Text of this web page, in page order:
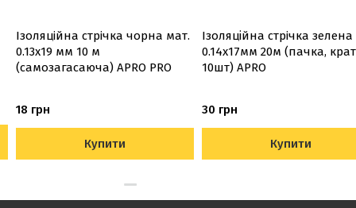
Ізоляцiйна стрiчка чорна мат.
0.13х19 мм 10 м
(самозагасаюча) APRO PRO
18 грн
Купити
Ізоляційна стрiчка зелена
0.14х17мм 20м (пачка,
10шт) APRO
30 грн
Купити